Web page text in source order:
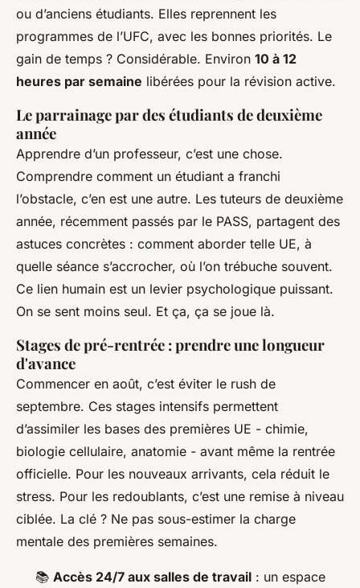
ou d’anciens étudiants. Elles reprennent les
programmes de l’UFC, avec les bonnes priorités. Le
gain de temps ? Considérable. Environ 10 à 12
heures par semaine libérées pour la révision active.
Le parrainage par des étudiants de deuxième
année
Apprendre d’un professeur, c’est une chose.
Comprendre comment un étudiant a franchi
l’obstacle, c’en est une autre. Les tuteurs de deuxième
année, récemment passés par le PASS, partagent des
astuces concrètes : comment aborder telle UE, à
quelle séance s’accrocher, où l’on trébuche souvent.
Ce lien humain est un levier psychologique puissant.
On se sent moins seul. Et ça, ça se joue là.
Stages de pré-rentrée : prendre une longueur
d'avance
Commencer en août, c’est éviter le rush de
septembre. Ces stages intensifs permettent
d’assimiler les bases des premières UE - chimie,
biologie cellulaire, anatomie - avant même la rentrée
officielle. Pour les nouveaux arrivants, cela réduit le
stress. Pour les redoublants, c’est une remise à niveau
ciblée. La clé ? Ne pas sous-estimer la charge
mentale des premières semaines.
📚 Accès 24/7 aux salles de travail : un espace